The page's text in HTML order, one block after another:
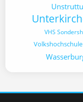
VHS